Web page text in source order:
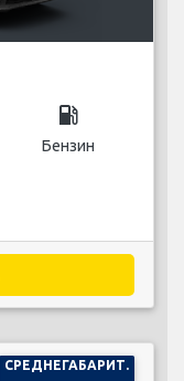
local_gas_station
Бензин
СРЕДНЕГАБАРИТ.